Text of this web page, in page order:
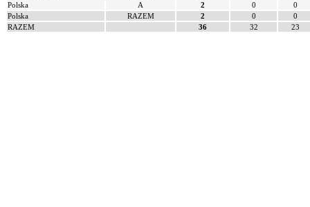
Polska
A 2 0
0
Polska
RAZEM 2 0
0
RAZEM
36 32 23